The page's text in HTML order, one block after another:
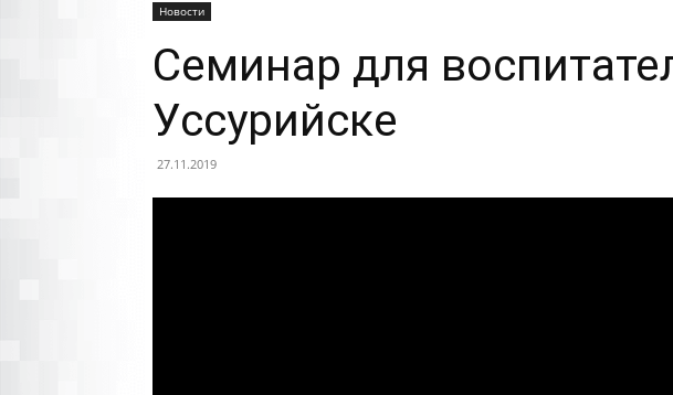
Новости
Семинар для
Уссурийске
27.11.2019